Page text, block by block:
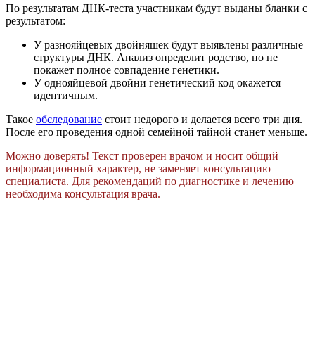
По результатам ДНК-теста участникам будут выданы бланки с
результатом:
У разнояйцевых двойняшек будут выявлены различные
структуры ДНК. Анализ определит родство, но не
покажет полное совпадение генетики.
У однояйцевой двойни генетический код окажется
идентичным.
Такое обследование стоит недорого и делается всего три дня.
После его проведения одной семейной тайной станет меньше.
Можно доверять! Текст проверен врачом и носит общий
информационный характер, не заменяет консультацию
специалиста. Для рекомендаций по диагностике и лечению
необходима консультация врача.